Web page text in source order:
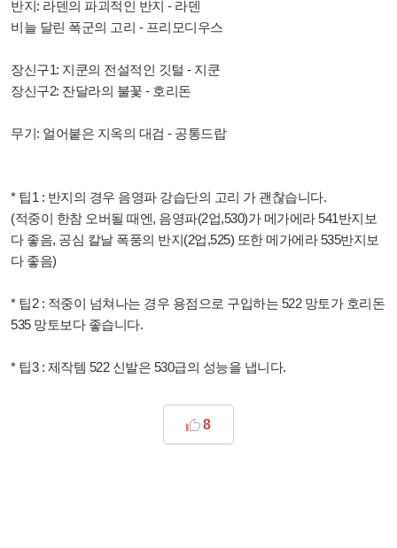
반지: 라덴의 파괴적인 반지 - 라덴
비늘 달린 폭군의 고리 - 프리모디우스
장신구1: 지쿤의 전설적인 깃털 - 지쿤
장신구2: 잔달라의 불꽃 - 호리돈
무기: 얼어붙은 지옥의 대검 - 공통드랍
* 팁1 : 반지의 경우 음영파 강습단의 고리 가 괜찮습니다.
(적중이 한참 오버될 때엔, 음영파(2업,530)가 메가에라 541반지보
다 좋음, 공심 칼날 폭풍의 반지(2업,525) 또한 메가에라 535반지보
다 좋음)
* 팁2 : 적중이 넘쳐나는 경우 용점으로 구입하는 522 망토가 호리돈
535 망토보다 좋습니다.
* 팁3 : 제작템 522 신발은 530급의 성능을 냅니다.
8